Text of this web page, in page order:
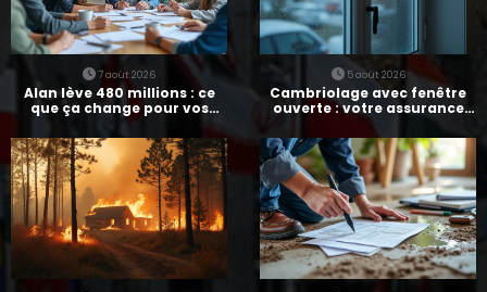
7 août 2026
Alan lève 480 millions : ce
que ça change pour vos
5 août 2026
Cambriolage avec fenêtre
ouverte : votre assurance
paie-t-elle ?